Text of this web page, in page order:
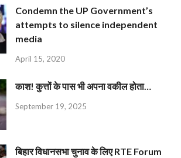
Condemn the UP Government’s
attempts to silence independent
media
April 15, 2020
काश! कुत्तों के पास भी अपना वकील होता…
September 19, 2025
बिहार विधानसभा चुनाव के लिए RTE Forum